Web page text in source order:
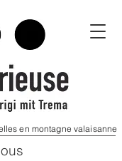
en montagne valaisanne